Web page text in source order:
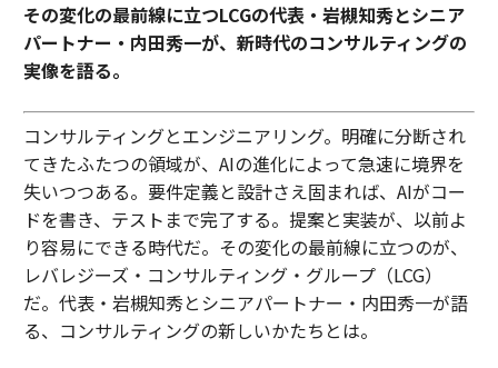
その変化の最前線に立つLCGの代表・岩槻知秀とシニア
パートナー・内田秀一が、新時代のコンサルティングの
実像を語る。
コンサルティングとエンジニアリング。明確に分断され
てきたふたつの領域が、AIの進化によって急速に境界を
失いつつある。要件定義と設計さえ固まれば、AIがコー
ドを書き、テストまで完了する。提案と実装が、以前よ
り容易にできる時代だ。その変化の最前線に立つのが、
レバレジーズ・コンサルティング・グループ（LCG）
だ。代表・岩槻知秀とシニアパートナー・内田秀一が語
る、コンサルティングの新しいかたちとは。